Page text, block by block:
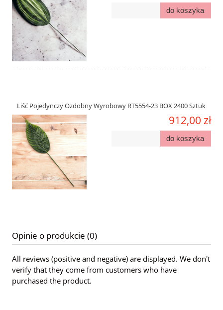
do koszyka
Liść Pojedynczy Ozdobny Wyrobowy RT5554-23 BOX 2400 Sztuk
912,00 zł
do koszyka
Opinie o produkcie (0)
All reviews (positive and negative) are displayed. We don't
verify that they come from customers who have
purchased the product.